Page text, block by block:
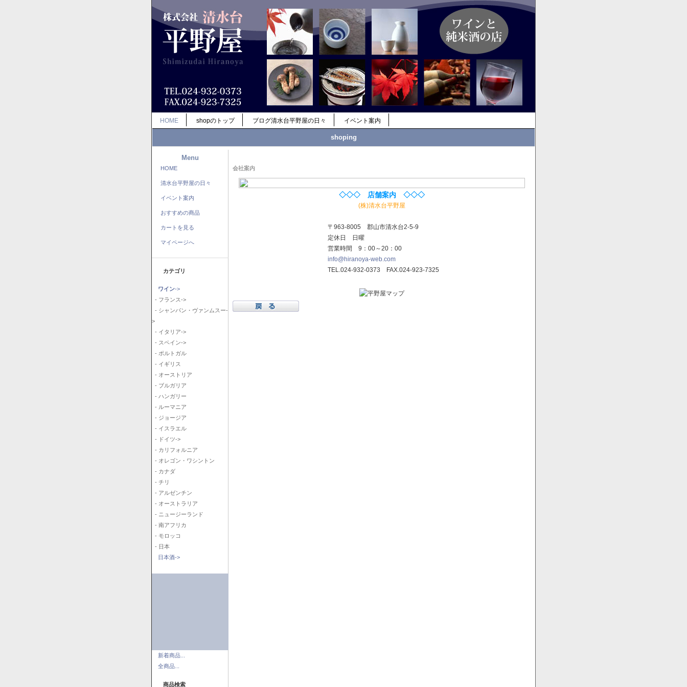
HOME shopのトップ ブログ清水台平野屋の日々 イベント案内
shoping
Menu
HOME
清水台平野屋の日々
イベント案内
おすすめの商品
カートを見る
マイページへ
カテゴリ
ワイン->
- フランス->
- シャンパン・ヴァンムスー-
>
- イタリア->
- スペイン->
- ポルトガル
- イギリス
- オーストリア
- ブルガリア
- ハンガリー
- ルーマニア
- ジョージア
- イスラエル
- ドイツ->
- カリフォルニア
- オレゴン・ワシントン
- カナダ
- チリ
- アルゼンチン
- オーストラリア
- ニュージーランド
- 南アフリカ
- モロッコ
- 日本
日本酒->
新着商品...
全商品...
商品検索
会社案内
◇◇◇ 店舗案内 ◇◇◇
(株)清水台平野屋
〒963-8005 郡山市清水台2-5-9
定休日 日曜
営業時間 9：00～20：00
info@hiranoya-web.com
TEL.024-932-0373 FAX.024-923-7325